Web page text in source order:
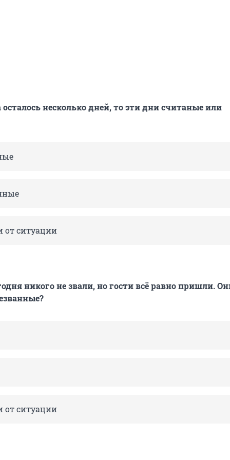
осталось несколько дней, то эти дни считаные или
от ситуации
никого не звали, но гости всё равно пришли.
от ситуации